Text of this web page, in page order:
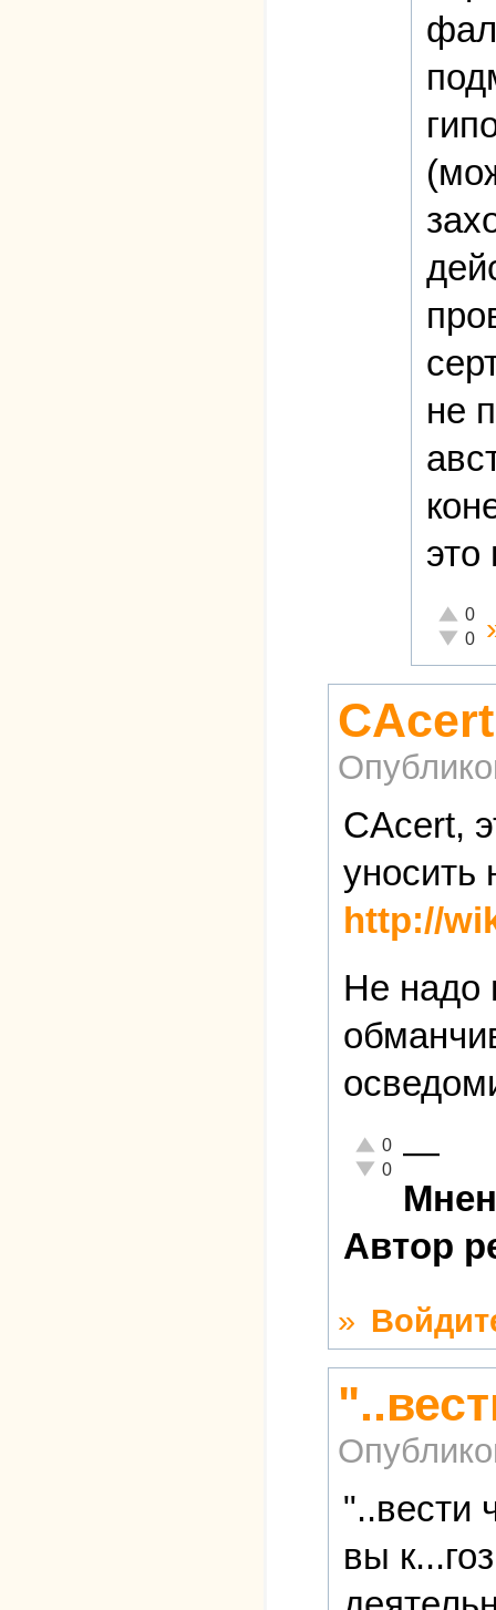
не
это
0
0
CAcert,
уносить
http://
Не надо
Отлично!
0
Неадекватно!
0 —
Автор
»
"..вести
вы